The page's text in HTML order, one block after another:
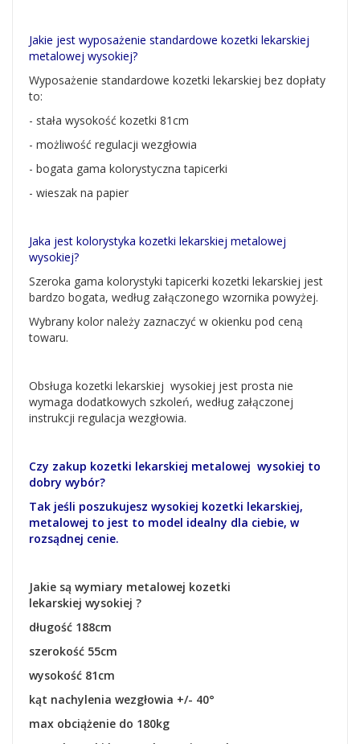
Jakie jest wyposażenie standardowe kozetki lekarskiej
metalowej wysokiej?
Wyposażenie standardowe kozetki lekarskiej bez dopłaty
to:
- stała wysokość kozetki 81cm
- możliwość regulacji wezgłowia
- bogata gama kolorystyczna tapicerki
- wieszak na papier
Jaka jest kolorystyka kozetki lekarskiej metalowej
wysokiej?
Szeroka gama kolorystyki tapicerki kozetki lekarskiej jest
bardzo bogata, według załączonego wzornika powyżej.
Wybrany kolor należy zaznaczyć w okienku pod ceną
towaru.
Obsługa kozetki lekarskiej wysokiej jest prosta nie
wymaga dodatkowych szkoleń, według załączonej
instrukcji regulacja wezgłowia.
Czy zakup kozetki lekarskiej metalowej wysokiej to
dobry wybór?
Tak jeśli poszukujesz wysokiej kozetki lekarskiej,
metalowej to jest to model idealny dla ciebie, w
rozsądnej cenie.
Jakie są wymiary metalowej kozetki
lekarskiej wysokiej ?
długość 188cm
szerokość 55cm
wysokość 81cm
kąt nachylenia wezgłowia +/- 40°
max obciążenie do 180kg